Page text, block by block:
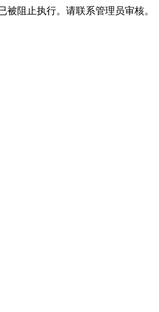
被阻止执行。请联系管理员审核。